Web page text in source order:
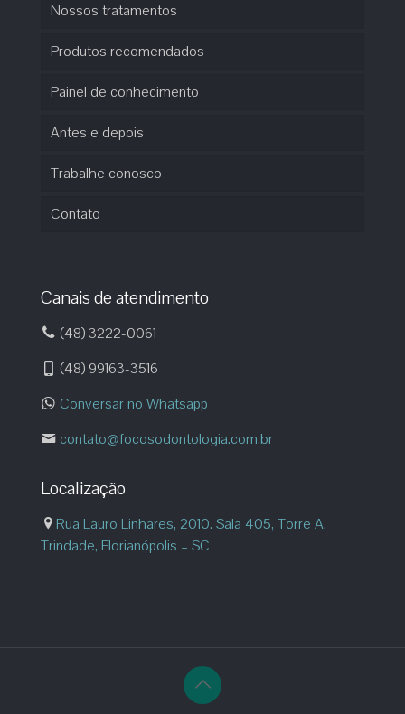
Nossos tratamentos
Produtos recomendados
Painel de conhecimento
Antes e depois
Trabalhe conosco
Contato
Canais de atendimento
(48) 3222-0061
(48) 99163-3516
Conversar no Whatsapp
contato@focosodontologia.com.br
Localização
Rua Lauro Linhares, 2010. Sala 405, Torre A.
Trindade, Florianópolis – SC